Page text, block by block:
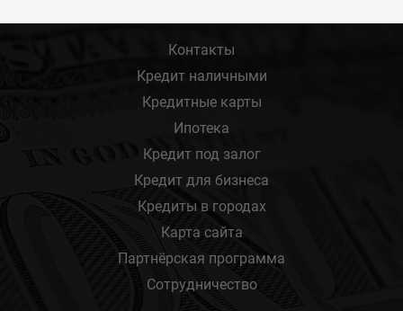
Контакты
Кредит наличными
Кредитные карты
Ипотека
Кредит под залог
Кредит для бизнеса
Кредиты в городах
Карта сайта
Партнёрская программа
Сотрудничество